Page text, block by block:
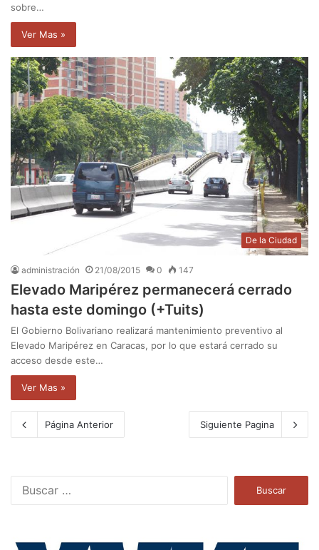
sobre…
Ver Mas »
De la Ciudad
administración 21/08/2015 0 147
Elevado Maripérez permanecerá cerrado
hasta este domingo (+Tuits)
El Gobierno Bolivariano realizará mantenimiento preventivo al
Elevado Maripérez en Caracas, por lo que estará cerrado su
acceso desde este…
Ver Mas »
Página Anterior Siguiente Pagina
a